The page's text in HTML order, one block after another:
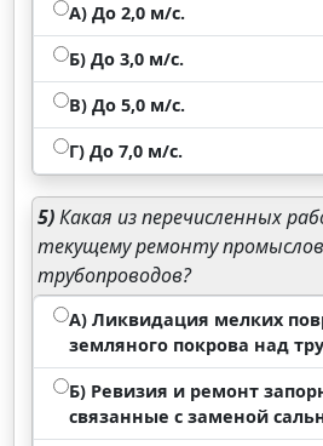
А) До 2,0 м/с.
Б) До 3,0 м/с.
В) До 5,0 м/с.
Г) До 7,0 м/с.
5)Какая из перечисленных
текущему ремонту
трубопроводов?
А) Ликвидация мелких
земляного покрова над
Б) Ревизия и ремонт
связанные с заменой